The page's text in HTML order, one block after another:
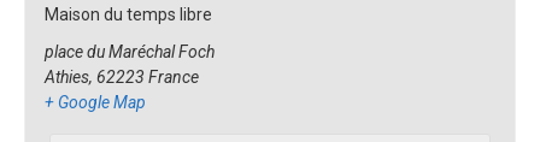
Maison du temps libre
place du Maréchal Foch
Athies, 62223 France
+ Google Map